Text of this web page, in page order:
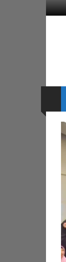
ke